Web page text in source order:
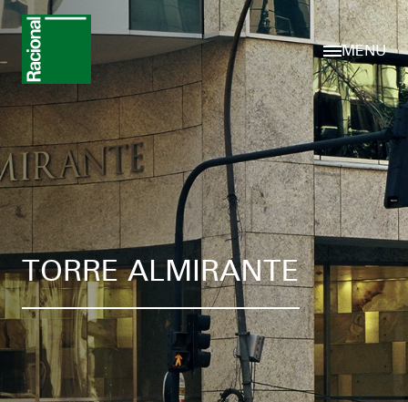
MENU
TORRE ALMIRANTE